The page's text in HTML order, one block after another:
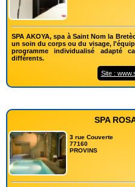
SPA AKOYA, spa à Saint Nom la
un soin du corps ou du visage,
programme individualisé adapté
différents.
Site :
SPA
3 rue Couverte
77160
PROVINS